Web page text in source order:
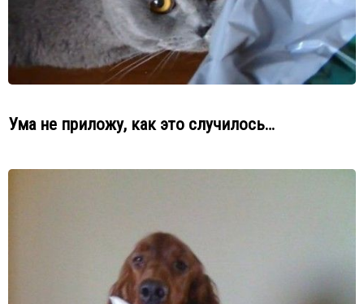
Ума не приложу, как это случилось…